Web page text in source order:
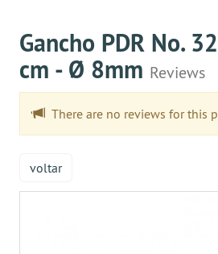
Gancho PDR No.
cm - Ø 8mm Reviews
There are no reviews for this
voltar